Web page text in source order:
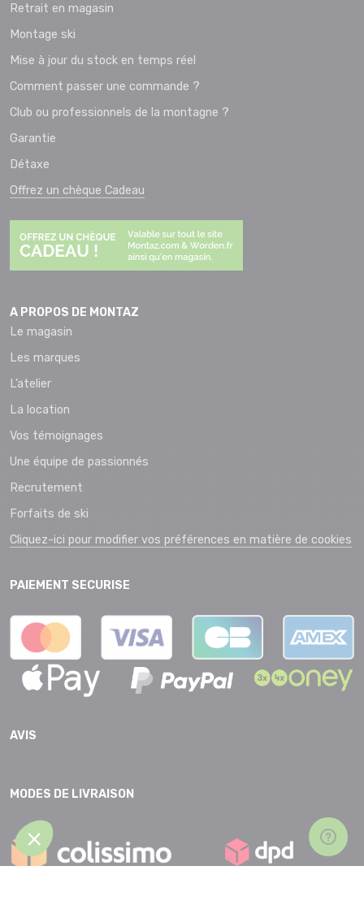
Retrait en magasin
Montage ski
Mise à jour du stock en temps réel
Comment passer une commande ?
Club ou professionnels de la montagne ?
Garantie
Détaxe
Offrez un chèque Cadeau
A PROPOS DE MONTAZ
Le magasin
Les marques
L’atelier
La location
Vos témoignages
Une équipe de passionnés
Recrutement
Forfaits de ski
Cliquez-ici pour modifier vos préférences en matière de cookies
PAIEMENT SECURISE
AVIS
MODES DE LIVRAISON